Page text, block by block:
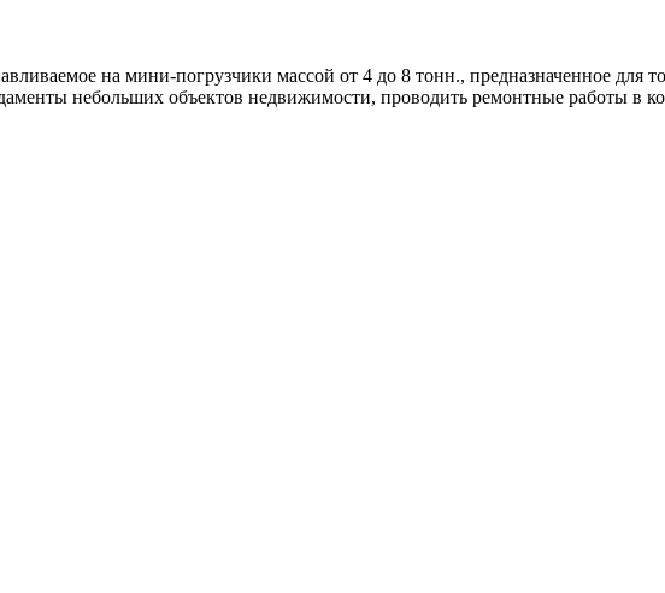
на мини-погрузчики массой от 4 до 8 тонн., предназначенное для
небольших объектов недвижимости, проводить ремонтные работы в